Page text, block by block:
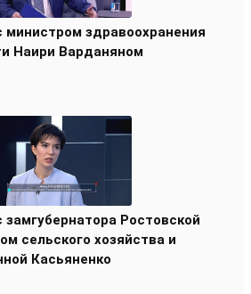
министром здравоохранения
Наири Варданяном
замгубернатора Ростовской
сельского хозяйства и
Касьяненко